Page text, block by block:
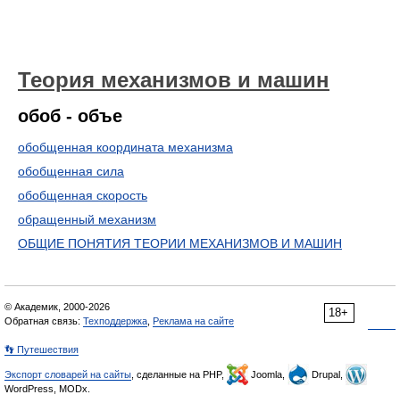
Теория механизмов и машин
обоб - объе
обобщенная координата механизма
обобщенная сила
обобщенная скорость
обращенный механизм
ОБЩИЕ ПОНЯТИЯ ТЕОРИИ МЕХАНИЗМОВ И МАШИН
18+
© Академик, 2000-2026
Обратная связь: Техподдержка Реклама на сайте
👣 Путешествия
Экспорт словарей на сайты , сделанные на PHP, Joomla,
Drupal,
WordPress, MODx.